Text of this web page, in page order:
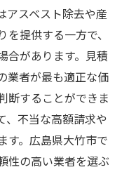
アスベスト除去や産
提供する一方で、
合があります。見積
業者が最も適正な価
断することができま
、不当な高額請求や
す。広島県大竹市で
性の高い業者を選ぶ